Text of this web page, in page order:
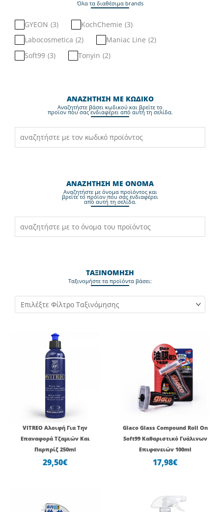
Όλα τα διαθέσιμα brands
GYEON (3) KochChemie (3)
Labocosmetica (2) Maniac Line (2)
Soft99 (3) Tonyin (2)
ΑΝΑΖΗΤΗΣΗ ΜΕ ΚΩΔΙΚΟ
Aναζητήστε βάσει κωδικού και βρείτε το
προϊον που σας ενδιαφέρει από αυτή τη σελίδα.
ΑΝΑΖΗΤΗΣΗ ΜΕ ΟΝΟΜΑ
Aναζητήστε με όνομα προϊόντος και
βρείτε το προϊον που σας ενδιαφέρει
από αυτή τη σελίδα.
ΤΑΞΙΝΟΜΗΣΗ
Ταξινομήστε τα προϊόντα βάσει:
VITREO Αλοιφή Για Την
Επαναφορά Τζαμιών Και
Παρπρίζ 250ml
29,50€
Glaco Glass Compound Roll On
Soft99 Καθαριστικό Γυάλινων
Επιφανειών 100ml
17,98€